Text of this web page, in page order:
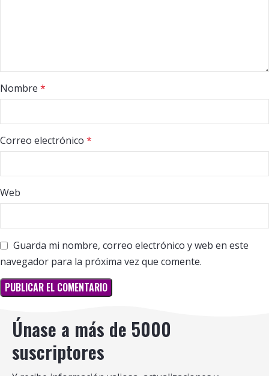
Nombre *
Correo electrónico *
Web
Guarda mi nombre, correo electrónico y web en este
navegador para la próxima vez que comente.
Únase a más de 5000
suscriptores